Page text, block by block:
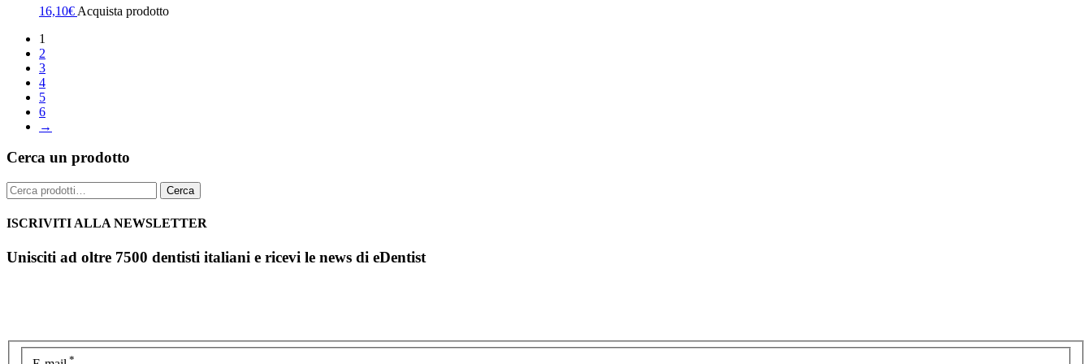
16,10€ Acquista prodotto
1
2
3
4
5
6
→
Cerca un prodotto
Cerca: Cerca
ISCRIVITI ALLA NEWSLETTER
Unisciti ad oltre 7500 dentisti italiani e ricevi le news di eDentist
*